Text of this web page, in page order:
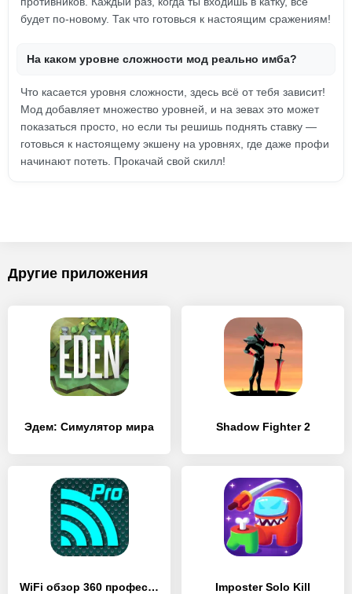
будет по-новому. Так что готовься к настоящим сражениям!
На каком уровне сложности мод реально имба?
Что касается уровня сложности, здесь всё от тебя зависит!
Мод добавляет множество уровней, и на зевах это может
показаться просто, но если ты решишь поднять ставку —
готовься к настоящему экшену на уровнях, где даже профи
начинают потеть. Прокачай свой скилл!
Другие приложения
Эдем: Симулятор мира Shadow Fighter 2
WiFi обзор 360 профессионал Imposter Solo Kill